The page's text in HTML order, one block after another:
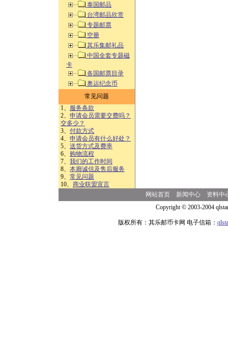
泰国邮品
台湾邮品欣赏
专题邮票
空册
其乐集邮礼品
中国全套专题磁
卡
各国邮票目录
奥运纪念币
常见问题
1、 服务条款
2、 申请会员需要交费吗？
交多少？
3、 付款方式
4、 申请会员有什么好处？
5、 送货方式及费率
6、 购物流程
7、 我们的工作时间
8、 本廊诚信及售后服务
9、 常见问题
10、 商业联盟宣言
网站首页 新闻中心
资料中
Copyright © 2003-2004
版权所有：其乐邮币卡网 电子信箱：